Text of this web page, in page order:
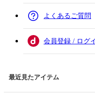
よくあるご質問
会員登録 / ログ
最近見たアイテム